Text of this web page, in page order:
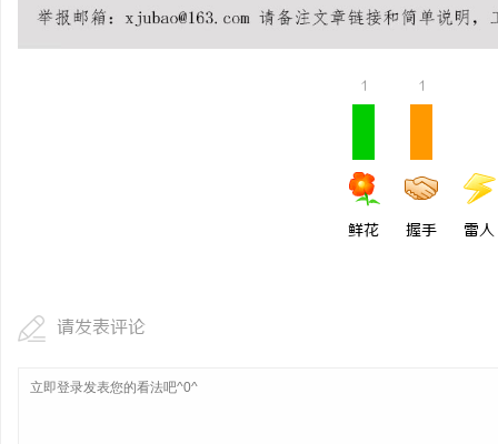
1
鲜花
1
握手 雷人
请发表评论
虫草品牌哪个用户评价